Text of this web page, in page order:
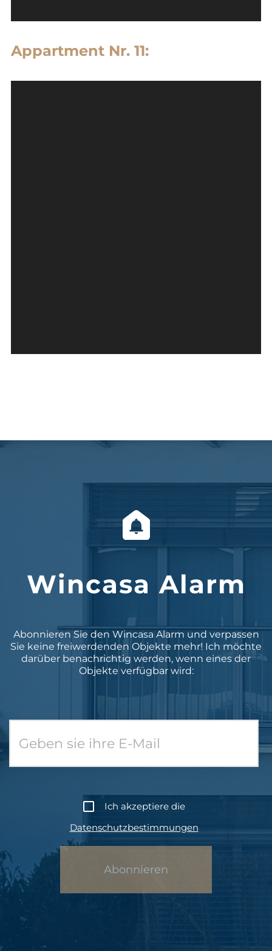
Appartment Nr. 11:
Wincasa Alarm
Abonnieren Sie den Wincasa Alarm und verpassen
Sie keine freiwerdenden Objekte mehr! Ich möchte
darüber benachrichtig werden, wenn eines der
Objekte verfügbar wird:
Datenschutzbestimmungen
Ich akzeptiere die